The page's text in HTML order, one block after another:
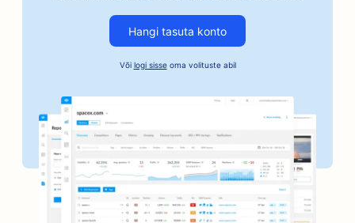
SEO käsitöönduslikele kohviröstritele
SEO pankadele
SEO juuksuripoodidele
SEO lauamängude kohvikutele
SEO grillimisvõimaluste jaoks
Hangi tasuta konto
Või logi sisseoma volituste abil